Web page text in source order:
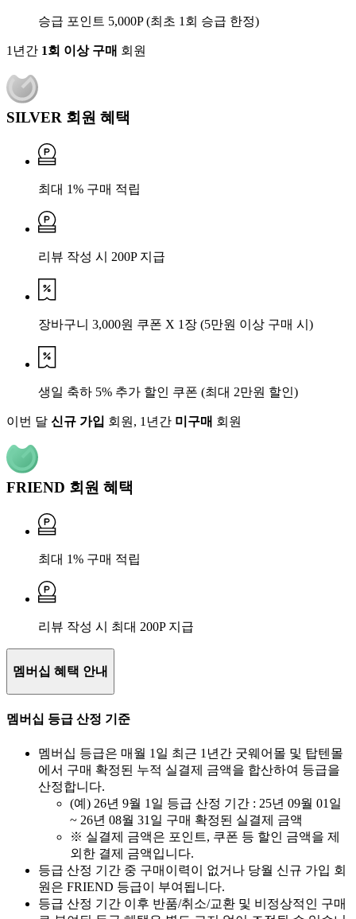
승급 포인트 5,000P (최초 1회 승급 한정)
1년간 1회 이상 구매 회원
SILVER 회원 혜택
최대 1% 구매 적립
리뷰 작성 시 200P 지급
장바구니 3,000원 쿠폰 X 1장 (5만원 이상 구매 시)
생일 축하 5% 추가 할인 쿠폰 (최대 2만원 할인)
이번 달 신규 가입 회원, 1년간 미구매 회원
FRIEND 회원 혜택
최대 1% 구매 적립
리뷰 작성 시 최대 200P 지급
멤버십 혜택 안내
멤버십 등급 산정 기준
멤버십 등급은 매월 1일 최근 1년간 굿웨어몰 및 탑텐몰
에서 구매 확정된 누적 실결제 금액을 합산하여 등급을
산정합니다.
(예) 26년 9월 1일 등급 산정 기간 : 25년 09월 01일
~ 26년 08월 31일 구매 확정된 실결제 금액
※ 실결제 금액은 포인트, 쿠폰 등 할인 금액을 제
외한 결제 금액입니다.
등급 산정 기간 중 구매이력이 없거나 당월 신규 가입 회
원은 FRIEND 등급이 부여됩니다.
등급 산정 기간 이후 반품/취소/교환 및 비정상적인 구매